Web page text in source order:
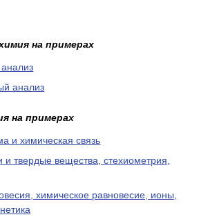
на примерах
анализ
на примерах
и химическая связь
и твердые вещества, стехиометрия,
химическое равновесие, ионы,